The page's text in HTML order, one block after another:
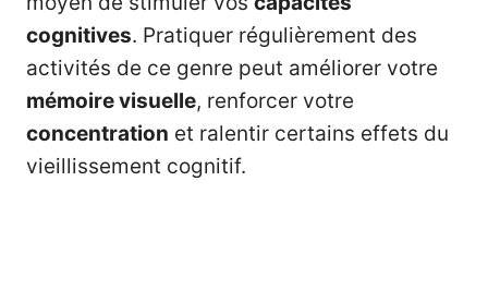
cognitives. Pratiquer régulièrement des
activités de ce genre peut améliorer votre
mémoire visuelle, renforcer votre
concentration et ralentir certains effets du
vieillissement cognitif.